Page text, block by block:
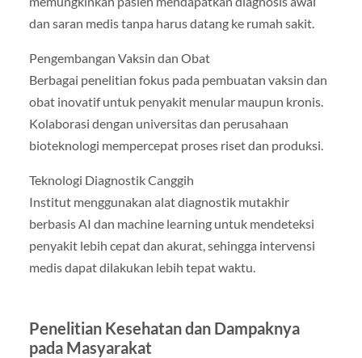
dan saran medis tanpa harus datang ke rumah sakit.
Pengembangan Vaksin dan Obat
Berbagai penelitian fokus pada pembuatan vaksin dan
obat inovatif untuk penyakit menular maupun kronis.
Kolaborasi dengan universitas dan perusahaan
bioteknologi mempercepat proses riset dan produksi.
Teknologi Diagnostik Canggih
Institut menggunakan alat diagnostik mutakhir
berbasis AI dan machine learning untuk mendeteksi
penyakit lebih cepat dan akurat, sehingga intervensi
medis dapat dilakukan lebih tepat waktu.
Penelitian Kesehatan dan Dampaknya
pada Masyarakat